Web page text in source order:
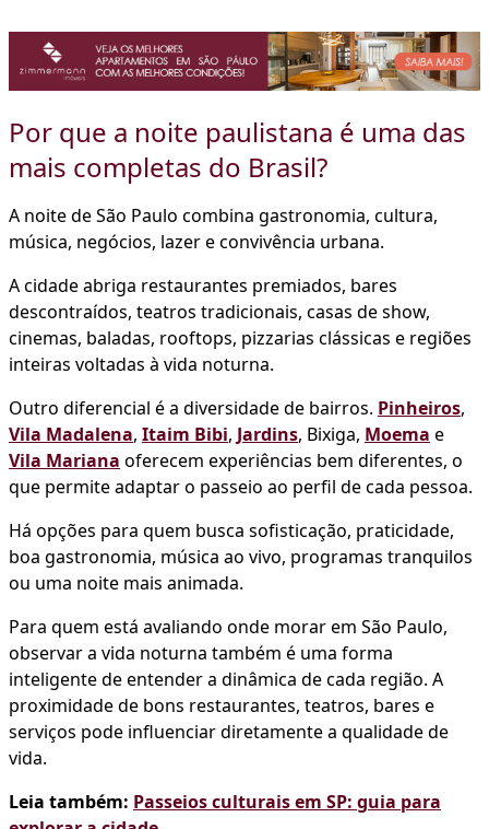
Por que a noite paulistana é uma das
mais completas do Brasil?
A noite de São Paulo combina gastronomia, cultura,
música, negócios, lazer e convivência urbana.
A cidade abriga restaurantes premiados, bares
descontraídos, teatros tradicionais, casas de show,
cinemas, baladas, rooftops, pizzarias clássicas e regiões
inteiras voltadas à vida noturna.
Outro diferencial é a diversidade de bairros. Pinheiros,
Vila Madalena, Itaim Bibi, Jardins, Bixiga, Moema e
Vila Mariana oferecem experiências bem diferentes, o
que permite adaptar o passeio ao perfil de cada pessoa.
Há opções para quem busca sofisticação, praticidade,
boa gastronomia, música ao vivo, programas tranquilos
ou uma noite mais animada.
Para quem está avaliando onde morar em São Paulo,
observar a vida noturna também é uma forma
inteligente de entender a dinâmica de cada região. A
proximidade de bons restaurantes, teatros, bares e
serviços pode influenciar diretamente a qualidade de
vida.
Leia também: Passeios culturais em SP: guia para